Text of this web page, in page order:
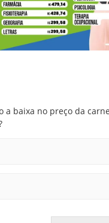
a baixa no preço da